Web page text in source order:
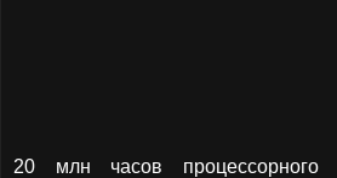
20 млн часов